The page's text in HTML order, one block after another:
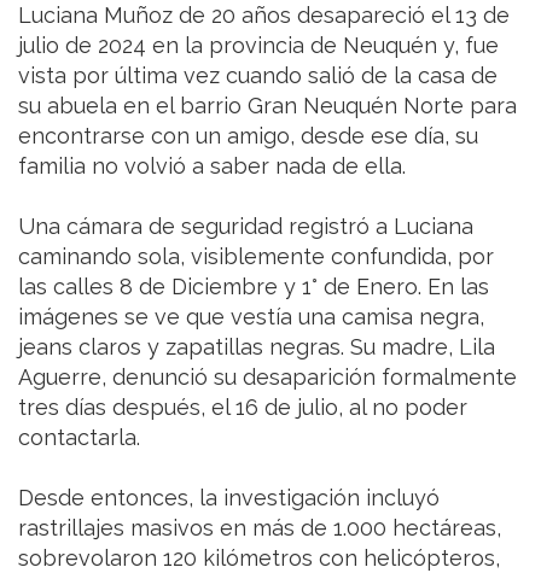
Luciana Muñoz de 20 años desapareció el 13 de
julio de 2024 en la provincia de Neuquén y, fue
vista por última vez cuando salió de la casa de
su abuela en el barrio Gran Neuquén Norte para
encontrarse con un amigo, desde ese día, su
familia no volvió a saber nada de ella.
Una cámara de seguridad registró a Luciana
caminando sola, visiblemente confundida, por
las calles 8 de Diciembre y 1° de Enero. En las
imágenes se ve que vestía una camisa negra,
jeans claros y zapatillas negras. Su madre, Lila
Aguerre, denunció su desaparición formalmente
tres días después, el 16 de julio, al no poder
contactarla.
Desde entonces, la investigación incluyó
rastrillajes masivos en más de 1.000 hectáreas,
sobrevolaron 120 kilómetros con helicópteros,